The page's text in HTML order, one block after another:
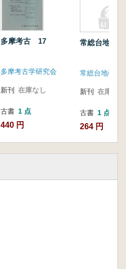
多摩考古 17
多摩考古学研究会
新刊 在庫なし
古書 1 点
440 円
常総台地 3
常総台地研究
新刊 在庫なし
古書 1 点
264 円